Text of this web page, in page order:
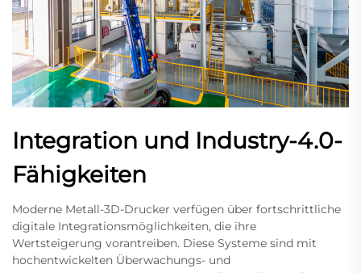
Integration und Industry-4.0-
Fähigkeiten
Moderne Metall-3D-Drucker verfügen über fortschrittliche
digitale Integrationsmöglichkeiten, die ihre
Wertsteigerung vorantreiben. Diese Systeme sind mit
hochentwickelten Überwachungs- und